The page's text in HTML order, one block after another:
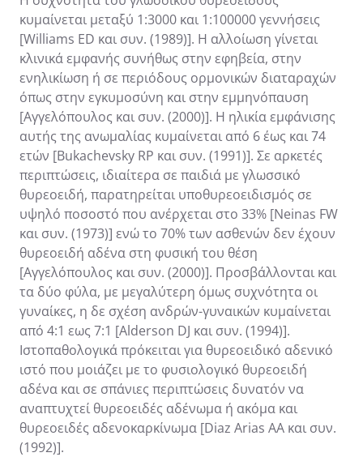
κυμαίνεται μεταξύ 1:3000 και 1:100000 γεννήσεις
[Williams ED και συν. (1989)]. Η αλλοίωση γίνεται
κλινικά εμφανής συνήθως στην εφηβεία, στην
ενηλικίωση ή σε περιόδους ορμονικών διαταραχών
όπως στην εγκυμοσύνη και στην εμμηνόπαυση
[Αγγελόπουλος και συν. (2000)]. Η ηλικία εμφάνισης
αυτής της ανωμαλίας κυμαίνεται από 6 έως και 74
ετών [Bukachevsky RP και συν. (1991)]. Σε αρκετές
περιπτώσεις, ιδιαίτερα σε παιδιά με γλωσσικό
θυρεοειδή, παρατηρείται υποθυρεοειδισμός σε
υψηλό ποσοστό που ανέρχεται στο 33% [Neinas FW
και συν. (1973)] ενώ το 70% των ασθενών δεν έχουν
θυρεοειδή αδένα στη φυσική του θέση
[Αγγελόπουλος και συν. (2000)]. Προσβάλλονται και
τα δύο φύλα, με μεγαλύτερη όμως συχνότητα οι
γυναίκες, η δε σχέση ανδρών-γυναικών κυμαίνεται
από 4:1 εως 7:1 [Alderson DJ και συν. (1994)].
Ιστοπαθολογικά πρόκειται για θυρεοειδικό αδενικό
ιστό που μοιάζει με το φυσιολογικό θυρεοειδή
αδένα και σε σπάνιες περιπτώσεις δυνατόν να
αναπτυχτεί θυρεοειδές αδένωμα ή ακόμα και
θυρεοειδές αδενοκαρκίνωμα [Diaz Arias AA και συν.
(1992)].